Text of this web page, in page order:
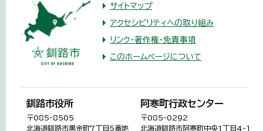
サイトマップ
アクセシビリティへの取り組み
リンク・著作権・免責事項
このホームページについて
釧路市役所
〒085-8505
北海道釧路市黒金町7丁目5番地
阿寒町行政センター
〒085-0292
北海道釧路市阿寒町中央1丁目4-1